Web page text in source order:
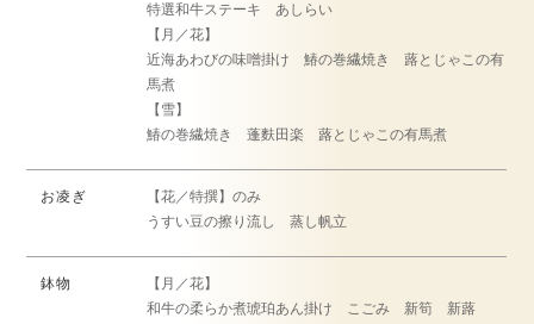
特選和牛ステーキ あしらい
【月／花】
近海あわびの味噌掛け 鰆の巻繊焼き 蕗とじゃこの有
馬煮
【雪】
鰆の巻繊焼き 蓬麩田楽 蕗とじゃこの有馬煮
お凌ぎ
【花／特撰】のみ
うすい豆の擦り流し 蒸し帆立
鉢物
【月／花】
和牛の柔らか煮琥珀あん掛け こごみ 新筍 新蕗